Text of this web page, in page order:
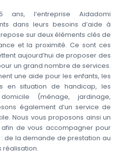
l’entreprise Aidadomi
dans leurs besoins d’aide à
sur deux éléments clés de
et la proximité. Ce sont ces
aujourd’hui de proposer des
un grand nombre de services.
une aide pour les enfants, les
en situation de handicap, les
(ménage, jardinage,
également d’un service de
Nous vous proposons ainsi un
de vous accompagner pour
de la demande de prestation au
réalisation.